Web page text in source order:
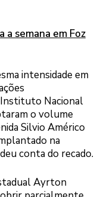
a semana em Foz
intensidade em
Instituto Nacional
o volume
Silvio Américo
na
conta do recado.
Ayrton